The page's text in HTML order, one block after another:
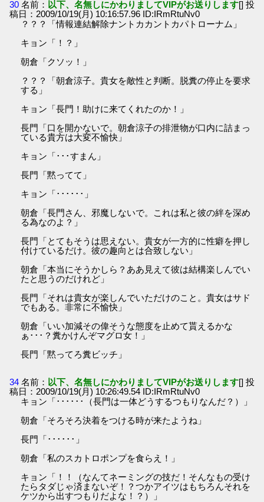
30 名前： 以下、名無しにかわりましてVIPがお送りします[] 投
稿日：2009/10/19(月) 10:16:57.96 ID:IRmRtuNv0
？？？「情報連結解除ナントカカントカパトローナム」
キョン「！？」
朝倉「クソッ！」
？？？「朝倉涼子。貴女を敵性と判断。脱糞の停止を要求
する」
キョン「長門！助けに来てくれたのか！」
長門「口を開かないで。朝倉涼子の排泄物が口内に詰まっ
ている貴方は大変不愉快」
キョン「･･･すまん」
長門「黙ってて」
キョン「･･････」
朝倉「長門さん、邪魔しないで。これは私と彼の絆を深め
る為なのよ？」
長門「とてもそうは思えない。貴女が一方的に性癖を押し
付けているだけ。彼の趣向とは合致しない」
朝倉「本当にそうかしら？ああ見えて彼は結構楽しんでい
たと思うのだけれど」
長門「それは貴女が楽しんでいただけのこと。貴女はサド
でもある。非常に不愉快」
朝倉「いい加減その偉そうな態度を止めて貰えるかな
ぁ･･･？糞かけんぞマグロ女！」
長門「黙ってろ糞ビッチ」
34 名前： 以下、名無しにかわりましてVIPがお送りします[] 投
稿日：2009/10/19(月) 10:26:49.54 ID:IRmRtuNv0
キョン「･･････（長門は一体どうするつもりなんだ？）」
朝倉「そろそろ決着をつける時が来たようね」
長門「･･････」
朝倉「私のスカトロポンプを食らえ！」
キョン「！！（なんてネーミングの技だ！そんなもの受け
たらタダじゃ済まないぞ！？つかアイツはもちろんそれを
ケツから出すつもりだよな！？）」